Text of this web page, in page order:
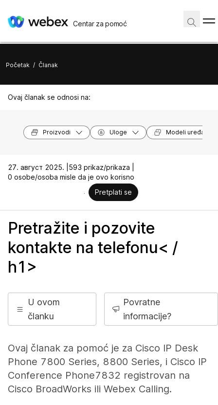
Centar za pomoć
Početak / Članak
Ovaj članak se odnosi na:
Proizvodi Uloge Modeli uređaja
27. август 2025. | 593 prikaz/prikaza |
0 osobe/osoba misle da je ovo korisno
Pretplati se
Pretražite i pozovite
kontakte na telefonu< /
h1>
U ovom
članku
Povratne
informacije?
Ovaj članak za pomoć je za Cisco IP Desk
Phone 7800 Series, 8800 Series, i Cisco IP
Conference Phone7832 registrovan na
Cisco BroadWorks ili Webex Calling.